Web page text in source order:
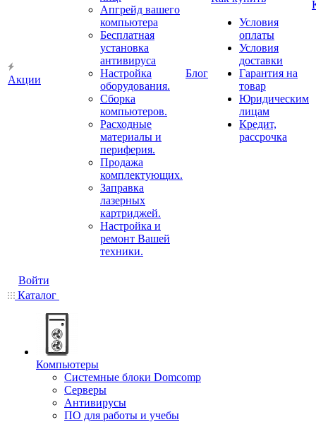
Акции
Апгрейд вашего
компьютера
Бесплатная
установка
антивируса
Настройка
оборудования.
Сборка
компьютеров.
Расходные
материалы и
периферия.
Продажа
комплектующих.
Заправка
лазерных
картриджей.
Настройка и
ремонт Вашей
техники.
Блог
Условия
оплаты
Условия
доставки
Гарантия на
товар
Юридическим
лицам
Кредит,
рассрочка
Войти
Каталог
Компьютеры
Системные блоки Domcomp
Серверы
Антивирусы
ПО для работы и учебы